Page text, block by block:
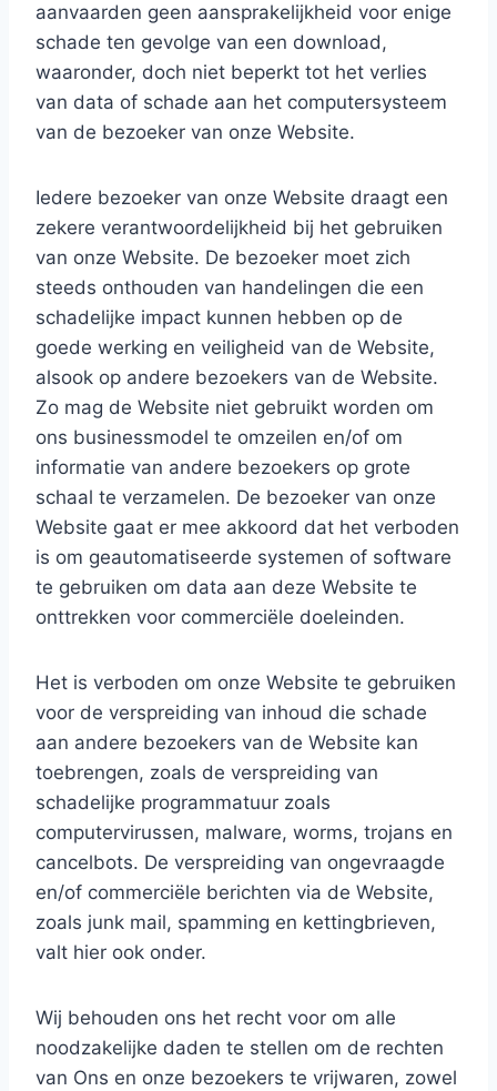
aanvaarden geen aansprakelijkheid voor enige
schade ten gevolge van een download,
waaronder, doch niet beperkt tot het verlies
van data of schade aan het computersysteem
van de bezoeker van onze Website.
Iedere bezoeker van onze Website draagt een
zekere verantwoordelijkheid bij het gebruiken
van onze Website. De bezoeker moet zich
steeds onthouden van handelingen die een
schadelijke impact kunnen hebben op de
goede werking en veiligheid van de Website,
alsook op andere bezoekers van de Website.
Zo mag de Website niet gebruikt worden om
ons businessmodel te omzeilen en/of om
informatie van andere bezoekers op grote
schaal te verzamelen. De bezoeker van onze
Website gaat er mee akkoord dat het verboden
is om geautomatiseerde systemen of software
te gebruiken om data aan deze Website te
onttrekken voor commerciële doeleinden.
Het is verboden om onze Website te gebruiken
voor de verspreiding van inhoud die schade
aan andere bezoekers van de Website kan
toebrengen, zoals de verspreiding van
schadelijke programmatuur zoals
computervirussen, malware, worms, trojans en
cancelbots. De verspreiding van ongevraagde
en/of commerciële berichten via de Website,
zoals junk mail, spamming en kettingbrieven,
valt hier ook onder.
Wij behouden ons het recht voor om alle
noodzakelijke daden te stellen om de rechten
van Ons en onze bezoekers te vrijwaren, zowel